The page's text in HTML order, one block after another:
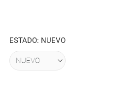
ESTADO: NUEVO